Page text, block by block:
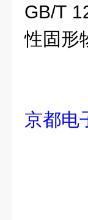
GB/T
性固形
京都电